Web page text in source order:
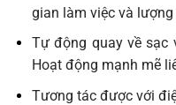
gian làm việc và lượng
Tự động quay về sạc
Hoạt động mạnh mẽ
Tương tác được với